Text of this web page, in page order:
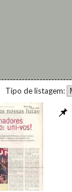
Tipo de listagem: